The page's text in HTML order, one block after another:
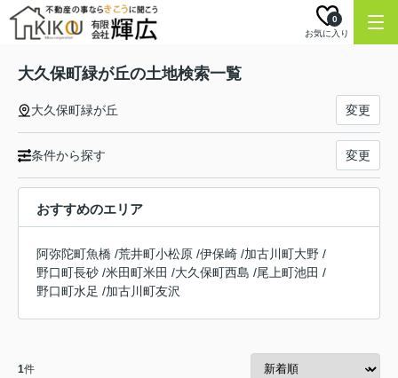
お気に入り
0
大久保町緑が丘の土地検索一覧
大久保町緑が丘 変更
条件から探す 変更
おすすめのエリア
阿弥陀町魚橋 /荒井町小松原 /伊保崎 /加古川町大野 /
野口町長砂 /米田町米田 /大久保町西島 /尾上町池田 /
野口町水足 /加古川町友沢
1件